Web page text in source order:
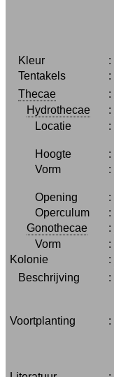
Kleur :
Tentakels
:
Thecae :
Hydrothecae
:
Locatie
:
Hoogte
:
Vorm
:
Opening
:
Operculum
:
Gonothecae
:
Vorm
:
Kolonie
:
Beschrijving :
Voortplanting :